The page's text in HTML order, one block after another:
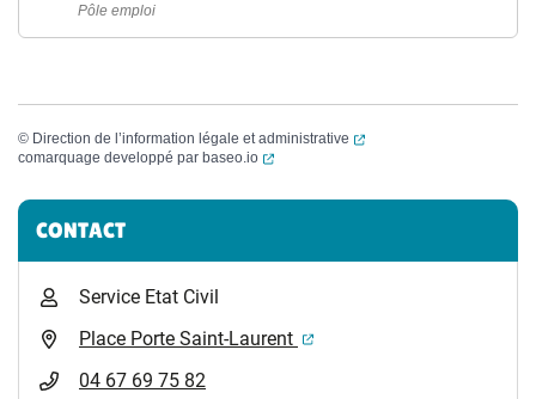
Pôle emploi
© Direction de l’information légale et administrative
(ouverture dans un
comarquage developpé par baseo.io (ouverture dans un nouvel onglet)
Informations complémentaires
CONTACT
Service Etat Civil
Place Porte Saint-Laurent
(ouverture dans un
04 67 69 75 82